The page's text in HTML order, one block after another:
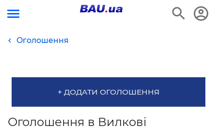
Оголошення
+ ДОДАТИ ОГОЛОШЕННЯ
Оголошення в Вилкові